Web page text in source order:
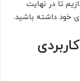
تا در نهایت
خود داشته باشید.